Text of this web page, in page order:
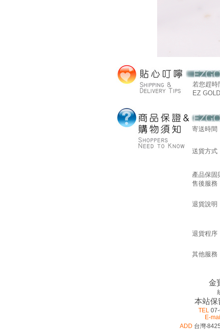
若您趕時
EZ
寄送時間
送貨方式
產品保固
售後服務
退貨說明
退貨程序
其他服務
金
本站保
TEL
E-
ADD 台灣